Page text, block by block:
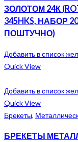
ЗОЛОТОМ 24К
345HKS, НАБОР
ПОШТУЧНО)
Добавить в список
Quick View
Добавить в список
Quick View
Брекеты,
БРЕКЕТЫ